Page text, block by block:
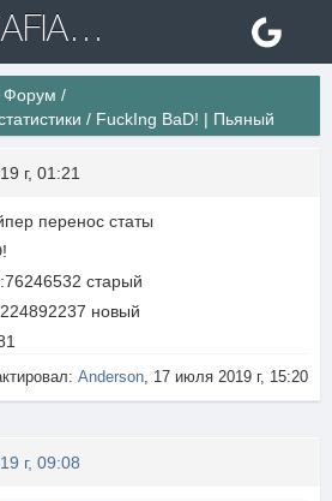
✌ CS-MAFIA.RU ✌ Игровые сервера Counter Strike 1.6
Форум /
/ FuckIng BaD! | Пьяный
г, 01:21
перенос статы
старый
новый
Anderson, 17 июля 2019 г, 15:20
г, 09:08